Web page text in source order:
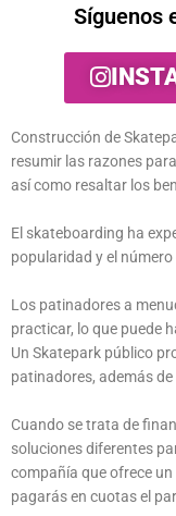
Síguenos
Construcción de
resumir las razones
así como resaltar los
El skateboarding ha
popularidad y el
Los patinadores a
practicar, lo que puede
Un Skatepark público
patinadores, además
Cuando se trata de
soluciones diferentes
compañía que ofrece
pagarás en cuotas el